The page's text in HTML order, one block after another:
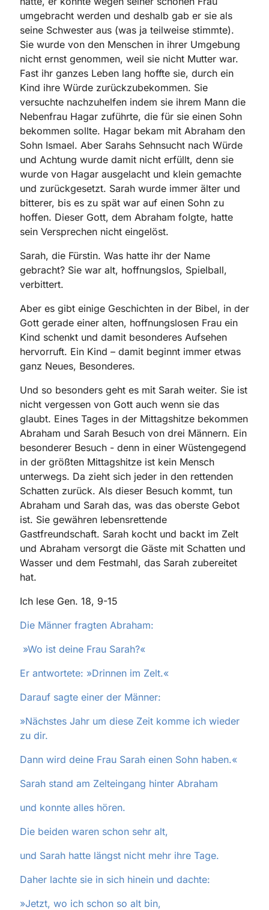
umgebracht werden und deshalb gab er sie als
seine Schwester aus (was ja teilweise stimmte).
Sie wurde von den Menschen in ihrer Umgebung
nicht ernst genommen, weil sie nicht Mutter war.
Fast ihr ganzes Leben lang hoffte sie, durch ein
Kind ihre Würde zurückzubekommen. Sie
versuchte nachzuhelfen indem sie ihrem Mann die
Nebenfrau Hagar zuführte, die für sie einen Sohn
bekommen sollte. Hagar bekam mit Abraham den
Sohn Ismael. Aber Sarahs Sehnsucht nach Würde
und Achtung wurde damit nicht erfüllt, denn sie
wurde von Hagar ausgelacht und klein gemachte
und zurückgesetzt. Sarah wurde immer älter und
bitterer, bis es zu spät war auf einen Sohn zu
hoffen. Dieser Gott, dem Abraham folgte, hatte
sein Versprechen nicht eingelöst.
Sarah, die Fürstin. Was hatte ihr der Name
gebracht? Sie war alt, hoffnungslos, Spielball,
verbittert.
Aber es gibt einige Geschichten in der Bibel, in der
Gott gerade einer alten, hoffnungslosen Frau ein
Kind schenkt und damit besonderes Aufsehen
hervorruft. Ein Kind – damit beginnt immer etwas
ganz Neues, Besonderes.
Und so besonders geht es mit Sarah weiter. Sie ist
nicht vergessen von Gott auch wenn sie das
glaubt. Eines Tages in der Mittagshitze bekommen
Abraham und Sarah Besuch von drei Männern. Ein
besonderer Besuch - denn in einer Wüstengegend
in der größten Mittagshitze ist kein Mensch
unterwegs. Da zieht sich jeder in den rettenden
Schatten zurück. Als dieser Besuch kommt, tun
Abraham und Sarah das, was das oberste Gebot
ist. Sie gewähren lebensrettende
Gastfreundschaft. Sarah kocht und backt im Zelt
und Abraham versorgt die Gäste mit Schatten und
Wasser und dem Festmahl, das Sarah zubereitet
hat.
Ich lese Gen. 18, 9-15
Die Männer fragten Abraham:
»Wo ist deine Frau Sarah?«
Er antwortete: »Drinnen im Zelt.«
Darauf sagte einer der Männer:
»Nächstes Jahr um diese Zeit komme ich wieder
zu dir.
Dann wird deine Frau Sarah einen Sohn haben.«
Sarah stand am Zelteingang hinter Abraham
und konnte alles hören.
Die beiden waren schon sehr alt,
und Sarah hatte längst nicht mehr ihre Tage.
Daher lachte sie in sich hinein und dachte:
»Jetzt, wo ich schon so alt bin,